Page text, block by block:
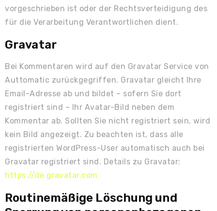
vorgeschrieben ist oder der Rechtsverteidigung des
für die Verarbeitung Verantwortlichen dient.
Gravatar
Bei Kommentaren wird auf den Gravatar Service von
Auttomatic zurückgegriffen. Gravatar gleicht Ihre
Email-Adresse ab und bildet – sofern Sie dort
registriert sind – Ihr Avatar-Bild neben dem
Kommentar ab. Sollten Sie nicht registriert sein, wird
kein Bild angezeigt. Zu beachten ist, dass alle
registrierten WordPress-User automatisch auch bei
Gravatar registriert sind. Details zu Gravatar:
https://de.gravatar.com
Routinemäßige Löschung und